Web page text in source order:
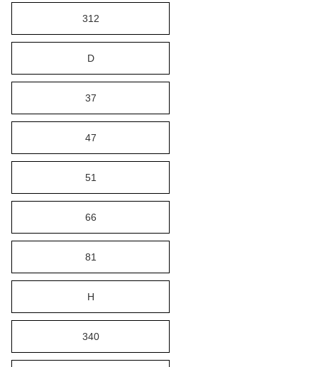
312
D
37
47
51
66
81
H
340